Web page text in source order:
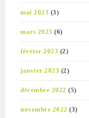
mai 2023 (3)
mars 2023 (6)
février 2023 (2)
janvier 2023 (2)
décembre 2022 (5)
novembre 2022 (3)